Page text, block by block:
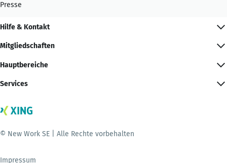
Presse
Hilfe & Kontakt
Mitgliedschaften
Hauptbereiche
Services
© New Work SE | Alle Rechte vorbehalten
Impressum